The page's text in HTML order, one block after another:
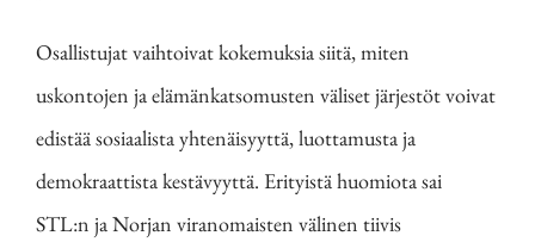
Osallistujat vaihtoivat kokemuksia siitä, miten
uskontojen ja elämänkatsomusten väliset järjestöt voivat
edistää sosiaalista yhtenäisyyttä, luottamusta ja
demokraattista kestävyyttä. Erityistä huomiota sai
STL:n ja Norjan viranomaisten välinen tiivis